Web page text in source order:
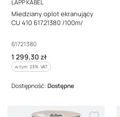
LAPP KABEL
Miedziany oplot ekranujący
CU 410 61721380 /100m/
Kod producenta
61721380
Cena brutto
1 299,30 zł
w tym %s VAT
w tym 23% VAT
Dostępność:Dostępne